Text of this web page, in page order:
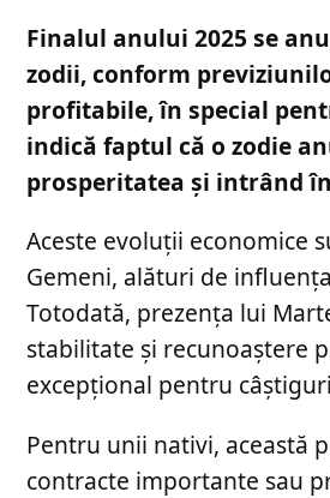
Finalul anului 2025 se
zodii, conform
profitabile, în special
indică faptul că o zodie
prosperitatea și intrând
Aceste evoluții economice
Gemeni, alături de
Totodată, prezența lui
stabilitate și recunoaștere
excepțional pentru
Pentru unii nativi, această
contracte importante sau